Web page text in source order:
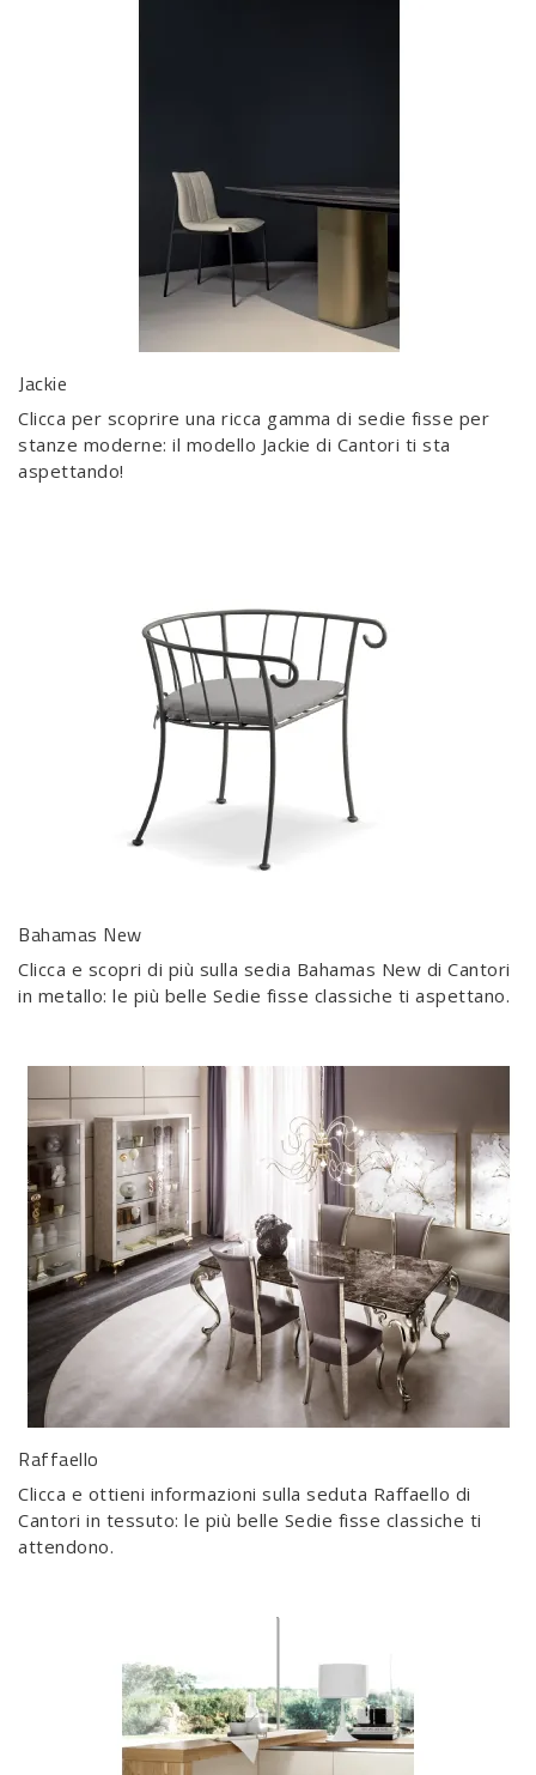
Jackie
Clicca per scoprire una ricca gamma di sedie fisse per
stanze moderne: il modello Jackie di Cantori ti sta
aspettando!
Bahamas New
Clicca e scopri di più sulla sedia Bahamas New di Cantori
in metallo: le più belle Sedie fisse classiche ti aspettano.
Raffaello
Clicca e ottieni informazioni sulla seduta Raffaello di
Cantori in tessuto: le più belle Sedie fisse classiche ti
attendono.